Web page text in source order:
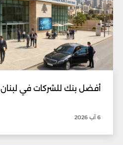
أفضل بنك للشركات في لبنان
6 آب 2026